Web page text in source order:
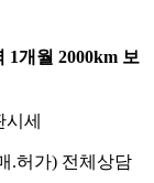
1개월 2000km 보
세
.허가) 전체상담